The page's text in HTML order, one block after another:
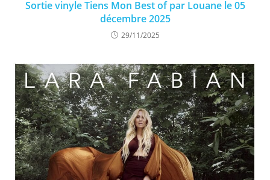
Sortie vinyle Tiens Mon Best of par Louane le 05
décembre 2025
29/11/2025